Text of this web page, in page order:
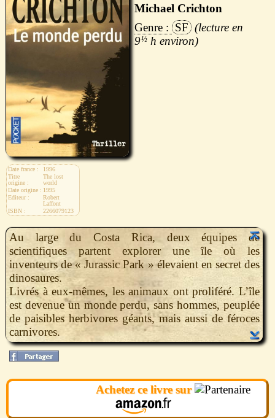
Date france :
1996
Titre
origine :
The lost
world
Date origine : 1995
Editeur :
Robert
Laffont
ISBN :
2266079123
Michael Crichton
SF
9½ h
Au large du Costa Rica, deux équipes de
scientifiques partent explorer une île où les
inventeurs de « Jurassic Park » élevaient en secret des
dinosaures.
Livrés à eux-mêmes, les animaux ont proliféré. L’île
est devenue un monde perdu, sans hommes, peuplée
de paisibles herbivores géants, mais aussi de féroces
carnivores.
Achetez ce livre sur